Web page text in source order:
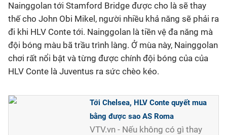
Nainggolan tới Stamford Bridge được cho là sẽ thay
thế cho John Obi Mikel, người nhiều khả năng sẽ phải ra
đi khi HLV Conte tới. Nainggolan là tiền vệ đa năng mà
đội bóng màu bã trầu trình làng. Ở mùa này, Nainggolan
chơi rất nổi bật và từng được chính đội bóng của của
HLV Conte là Juventus ra sức chèo kéo.
Tới Chelsea, HLV Conte quyết mua
bằng được sao AS Roma
VTV.vn - Nếu không có gì thay